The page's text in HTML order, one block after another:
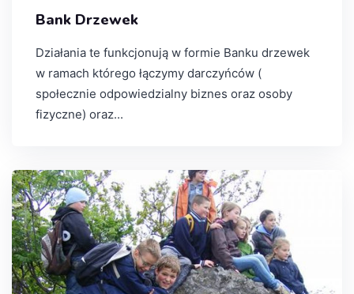
Bank Drzewek
Działania te funkcjonują w formie Banku drzewek
w ramach którego łączymy darczyńców (
społecznie odpowiedzialny biznes oraz osoby
fizyczne) oraz...